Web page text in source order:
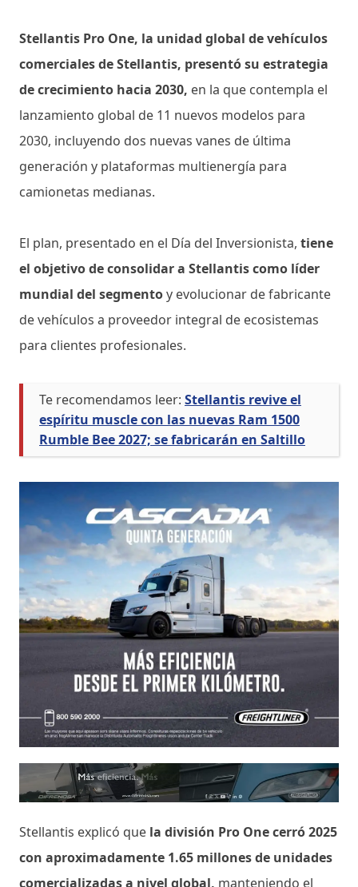
Stellantis Pro One, la unidad global de vehículos
comerciales de Stellantis, presentó su estrategia
de crecimiento hacia 2030, en la que contempla el
lanzamiento global de 11 nuevos modelos para
2030, incluyendo dos nuevas vanes de última
generación y plataformas multienergía para
camionetas medianas.
El plan, presentado en el Día del Inversionista, tiene
el objetivo de consolidar a Stellantis como líder
mundial del segmentoy evolucionar de fabricante
de vehículos a proveedor integral de ecosistemas
para clientes profesionales.
Te recomendamos leer: Stellantis revive el
espíritu muscle con las nuevas Ram 1500
Rumble Bee 2027; se fabricarán en Saltillo
Stellantis explicó que la división Pro One cerró 2025
con aproximadamente 1.65 millones de unidades
comercializadas a nivel global, manteniendo el